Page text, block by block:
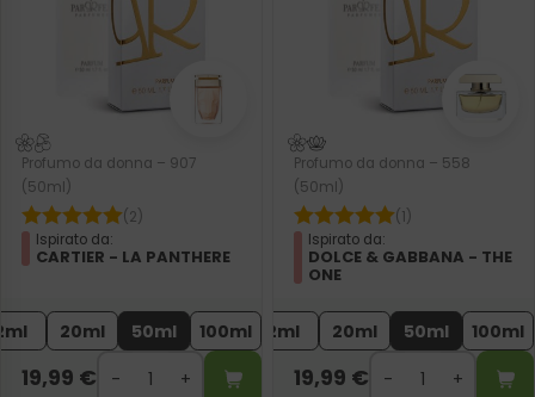
Profumo da donna – 907
(50ml)
(2)
Ispirato da:
CARTIER - LA PANTHERE
20ml 50ml 100ml
19,99 €
Profumo da donna – 558
(50ml)
(1)
Ispirato da:
DOLCE & GABBANA - THE
ONE
2ml 20ml 50ml 100ml
19,99 €